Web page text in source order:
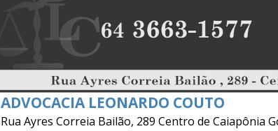
ADVOCACIA LEONARDO COUTO
Rua Ayres Correia Bailão, 289 Centro de Caiapônia